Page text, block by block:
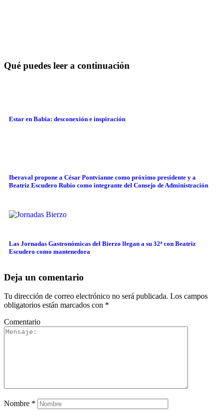
Qué puedes leer a continuación
Estar en Babia: desconexión e inspiración
Iberaval propone a César Pontvianne como próximo presidente y a
Beatriz Escudero Rubio como integrante del Consejo de Administración
Las Jornadas Gastronómicas del Bierzo llegan a su 32ª con Beatriz
Escudero como mantenedora
Deja un comentario
Tu dirección de correo electrónico no será publicada. Los campos
obligatorios están marcados con *
Comentario
Nombre *